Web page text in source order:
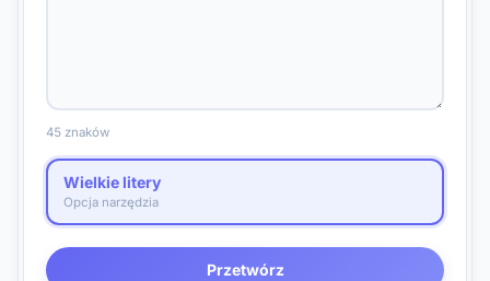
45 znaków
Wielkie litery
Opcja narzędzia
Przetwórz